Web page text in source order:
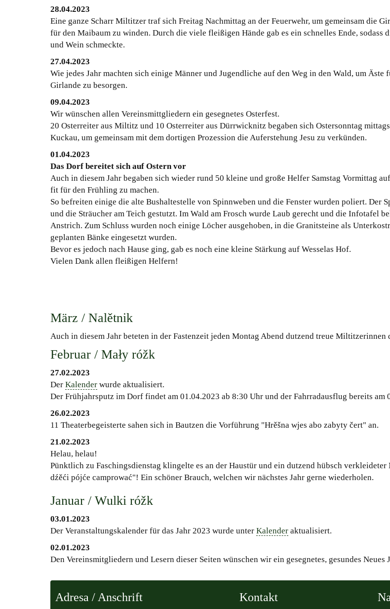
28.04.2023
Eine ganze Scharr Miltitzer traf sich Freitag Nachmittag an der Feuerwehr, um gemeinsam die
für den Maibaum zu winden. Durch die viele fleißigen Hände gab es ein schnelles Ende, sodass
und Wein schmeckte.
27.04.2023
Wie jedes Jahr machten sich einige Männer und Jugendliche auf den Weg in den Wald, um Äste
Girlande zu besorgen.
09.04.2023
Wir wünschen allen Vereinsmittgliedern ein gesegnetes Osterfest.
20 Osterreiter aus Miltitz und 10 Osterreiter aus Dürrwicknitz begaben sich Ostersonntag
Kuckau, um gemeinsam mit dem dortigen Prozession die Auferstehung Jesu zu verkünden.
01.04.2023
Das Dorf bereitet sich auf Ostern vor
Auch in diesem Jahr begaben sich wieder rund 50 kleine und große Helfer Samstag Vormittag
fit für den Frühling zu machen.
So befreiten einige die alte Bushaltestelle von Spinnweben und die Fenster wurden poliert. Der
und die Sträucher am Teich gestutzt. Im Wald am Frosch wurde Laub gerecht und die Infotafel
Anstrich. Zum Schluss wurden noch einige Löcher ausgehoben, in die Granitsteine als
geplanten Bänke eingesetzt wurden.
Bevor es jedoch nach Hause ging, gab es noch eine kleine Stärkung auf Wesselas Hof.
Vielen Dank allen fleißigen Helfern!
März / Nalětnik
Auch in diesem Jahr beteten in der Fastenzeit jeden Montag Abend dutzend treue Miltitzerinnen
Februar / Mały róžk
27.02.2023
Der Kalender wurde aktualisiert.
Der Frühjahrsputz im Dorf findet am 01.04.2023 ab 8:30 Uhr und der Fahrradausflug bereits am
26.02.2023
11 Theaterbegeisterte sahen sich in Bautzen die Vorführung "Hrěšna wjes abo zabyty čert" an.
21.02.2023
Helau, helau!
Pünktlich zu Faschingsdienstag klingelte es an der Haustür und ein dutzend hübsch verkleideter
dźěći pójće camprować"! Ein schöner Brauch, welchen wir nächstes Jahr gerne wiederholen.
Januar / Wulki róžk
03.01.2023
Der Veranstaltungskalender für das Jahr 2023 wurde unter Kalender aktualisiert.
02.01.2023
Den Vereinsmitgliedern und Lesern dieser Seiten wünschen wir ein gesegnetes, gesundes Neues
Adresa / Anschrift Kontakt